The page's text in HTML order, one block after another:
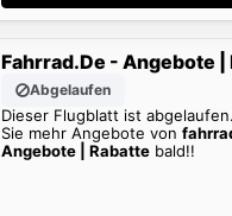
Fahrrad.de - Angebote |
Abgelaufen
Dieser Flugblatt ist
Sie mehr Angebote von
Angebote | Rabatte bald!!